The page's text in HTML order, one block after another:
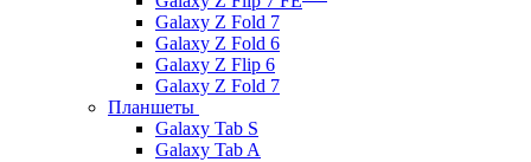
Galaxy Z Fold 7
Galaxy Z Fold 6
Galaxy Z Flip 6
Galaxy Z Fold 7
Планшеты
Galaxy Tab S
Galaxy Tab A